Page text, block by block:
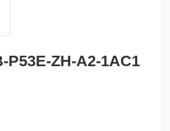
P53E-ZH-A2-1AC1